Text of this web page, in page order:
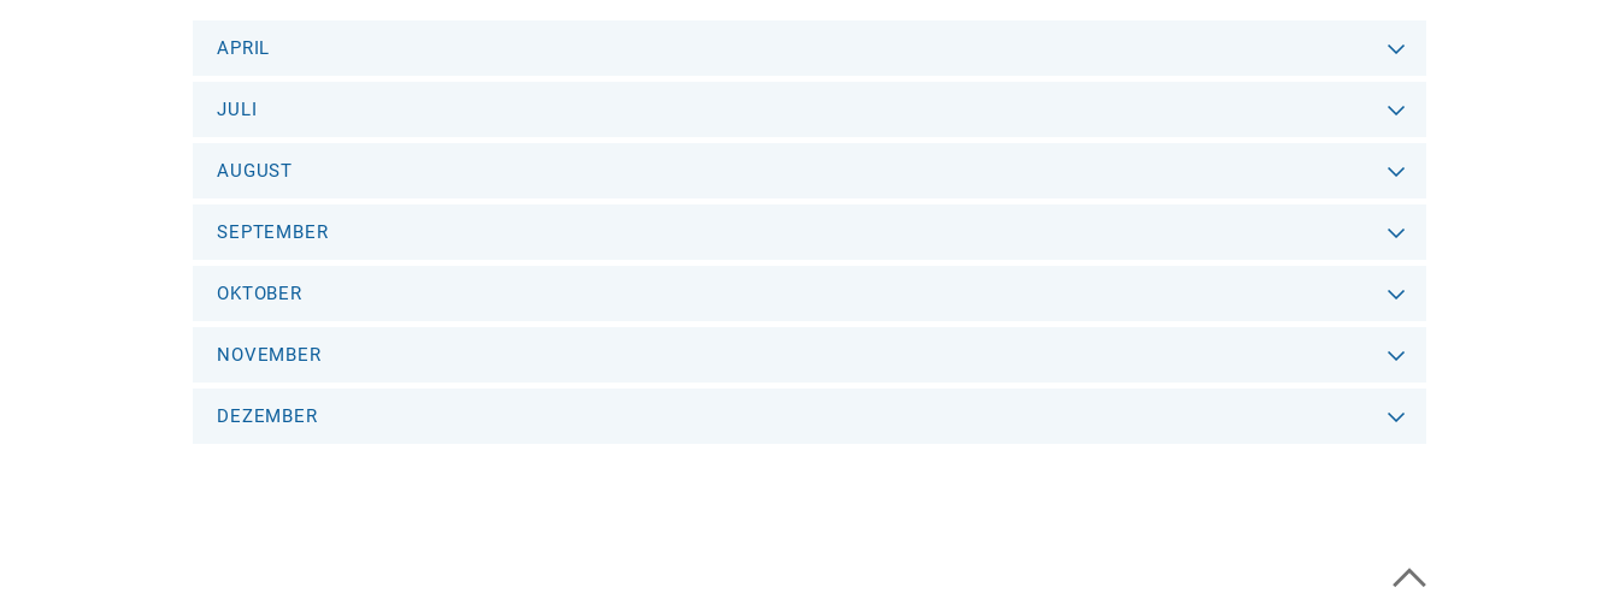
APRIL
JULI
AUGUST
SEPTEMBER
OKTOBER
NOVEMBER
DEZEMBER